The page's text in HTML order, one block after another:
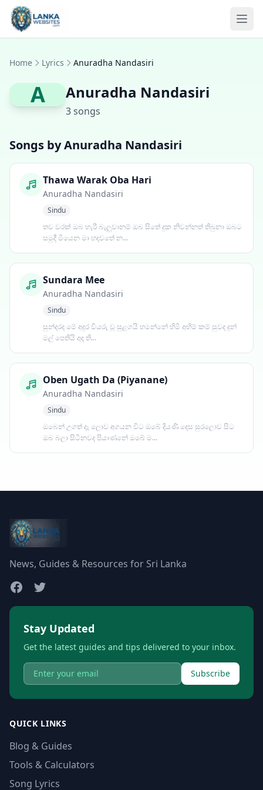
Skip to content
Home Lyrics Anuradha Nandasiri
A Anuradha Nandasiri
3 songs
Songs by Anuradha Nandasiri
Thawa Warak Oba Hari
Anuradha Nandasiri
Sindu
තව වරක් ඔබ හැරී බැලුවානම් ඔබ සිතේ දුක නිවන්නත් තිබුනා ඔබට
සමුදී මියෙන මා හදවතේ න...
Sundara Mee
Anuradha Nandasiri
Sindu
සුන්දරද මේ අදුර වියරු වූ සුළගයි හමන්නේ හිමි අහිම් කම් සුවද දුන්
මල් පෙතියි අද ති...
Oben Ugath Da (Piyanane)
Anuradha Nandasiri
Sindu
ඔබෙන් උගත් දෑ ලොව අගයන විට ඔබේ දියණි දෙස සුරලොව සිට
ඔබ බලා සිටිනවද පියාණනේ ඔබේ ම...
News, Guides & Resources for Sri Lanka
Stay Updated
Get the latest guides and tips delivered to your inbox.
Subscribe
QUICK LINKS
Blog & Guides
Tools & Calculators
Song Lyrics